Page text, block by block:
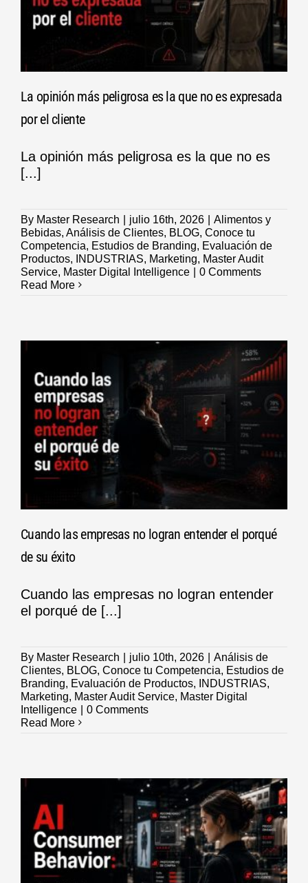
La opinión más peligrosa es la que no es expresada
por el cliente
La opinión más peligrosa es la que no es
[...]
By Master Research julio 16th, 2026
Alimentos y
Bebidas, Análisis de Clientes, BLOG, Conoce tu
Competencia, Estudios de Branding, Evaluación de
Productos, INDUSTRIAS, Marketing, Master Audit
Service, Master Digital Intelligence
0 Comments
Read More
Cuando las empresas no logran entender el porqué
de su éxito
Cuando las empresas no logran entender
el porqué de [...]
By Master Research julio 10th, 2026
Análisis de
Clientes, BLOG, Conoce tu Competencia, Estudios de
Branding, Evaluación de Productos, INDUSTRIAS,
Marketing, Master Audit Service, Master Digital
Intelligence
0 Comments
Read More